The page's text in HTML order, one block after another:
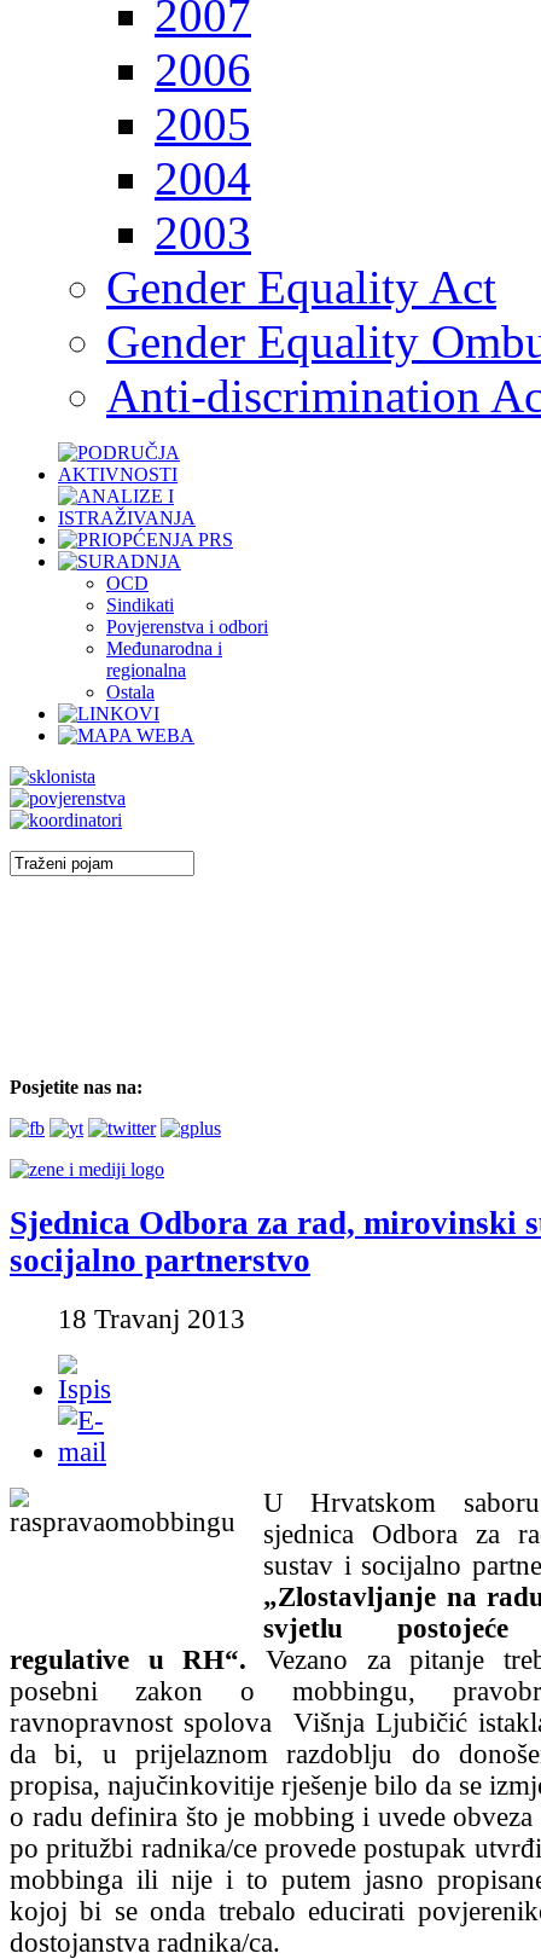
2007
2006
2005
2004
2003
Gender Equality Act
Gender Equality
Anti-discrimination
OCD
Sindikati
Povjerenstva i odbori
Međunarodna i
regionalna
Ostala
Posjetite nas na:
Sjednica Odbora za rad, mirovinski
socijalno partnerstvo
18 Travanj 2013
U Hrvatskom
sjednica Odbora za
sustav i socijalno
„Zlostavljanje na
svjetlu postojeće
regulative u RH“. Vezano za pitanje
posebni zakon o mobbingu,
ravnopravnost spolova Višnja Ljubičić
da bi, u prijelaznom razdoblju do
propisa, najučinkovitije rješenje bilo da se
o radu definira što je mobbing i uvede obveza
po pritužbi radnika/ce provede postupak
mobbinga ili nije i to putem jasno
kojoj bi se onda trebalo educirati
dostojanstva radnika/ca.